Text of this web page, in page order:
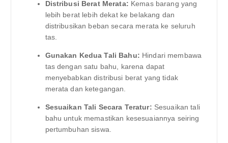
Distribusi Berat Merata: Kemas barang yang
lebih berat lebih dekat ke belakang dan
distribusikan beban secara merata ke seluruh
tas.
Gunakan Kedua Tali Bahu: Hindari membawa
tas dengan satu bahu, karena dapat
menyebabkan distribusi berat yang tidak
merata dan ketegangan.
Sesuaikan Tali Secara Teratur: Sesuaikan tali
bahu untuk memastikan kesesuaiannya seiring
pertumbuhan siswa.